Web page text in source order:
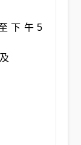
下午5